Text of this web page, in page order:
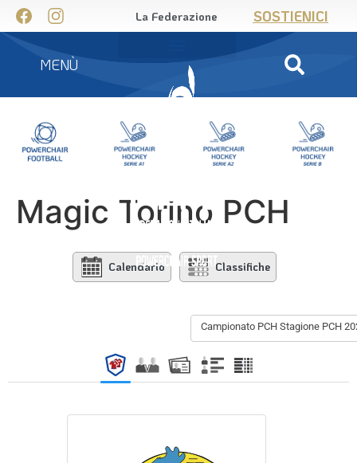
La Federazione SOSTIENICI
MENÙ
Magic Torino PCH
Calendario Classifiche
Campionato PCH Stagione PCH